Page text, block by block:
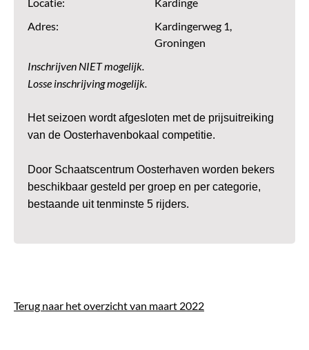
Locatie:
Kardinge
Adres:
Kardingerweg 1,
Groningen
Inschrijven NIET mogelijk.
Losse inschrijving mogelijk.
Het seizoen wordtafgesloten met de prijsuitreiking
van de Oosterhavenbokaal competitie.
Door Schaatscentrum Oosterhaven worden bekers
beschikbaar gesteld per groep en per categorie,
bestaande uit tenminste 5 rijders.
Terug naar het overzicht van maart 2022